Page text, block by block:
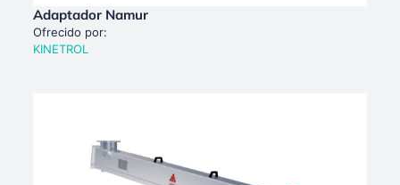
Adaptador Namur
Ofrecido por:
KINETROL